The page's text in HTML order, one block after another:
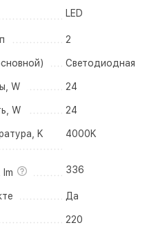
LED
2
Светодиодная
W 24
W 24
K 4000K
lm 336
Да
220